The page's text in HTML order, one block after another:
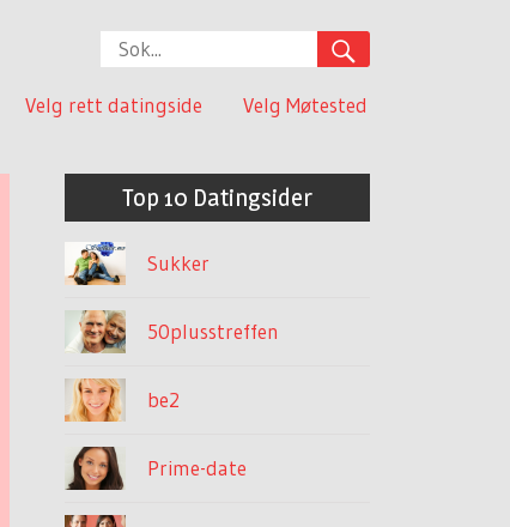
Velg rett datingside Velg Møtested
Top 10 Datingsider
Sukker
50plusstreffen
be2
Prime-date